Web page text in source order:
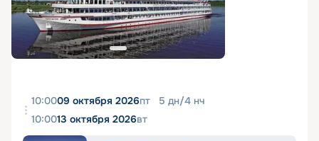
10:0009 октября 2026пт 5 дн/4 нч
10:0013 октября 2026вт